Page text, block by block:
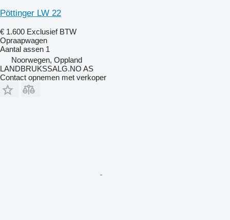
Pöttinger LW 22
€ 1.600 Exclusief BTW
Opraapwagen
Aantal assen 1
Noorwegen, Oppland
LANDBRUKSSALG.NO AS
Contact opnemen met verkoper